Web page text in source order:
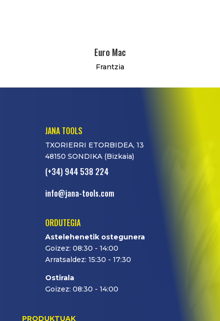
Euro Mac
Frantzia
JANA TOOLS
TXORIERRI ETORBIDEA, 13
48150 SONDIKA (Bizkaia)
(+34) 944 538 224
info@jana-tools.com
ORDUTEGIA
Astelehenetik ostegunera
Goizez: 08:30 - 14:00
Arratsaldez: 15:30 - 17:30
Ostirala
Goizez: 08:30 - 14:00
PRODUKTUAK